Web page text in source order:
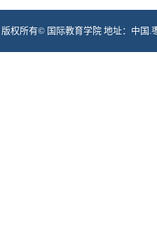
版权所有© 国际教育学院 地址：中国.